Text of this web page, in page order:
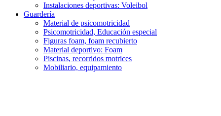
Instalaciones deportivas: Voleibol
Guardería
Material de psicomotricidad
Psicomotricidad, Educación especial
Figuras foam, foam recubierto
Material deportivo: Foam
Piscinas, recorridos motrices
Mobiliario, equipamiento